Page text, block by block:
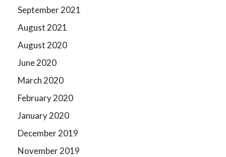
September 2021
August 2021
August 2020
June 2020
March 2020
February 2020
January 2020
December 2019
November 2019